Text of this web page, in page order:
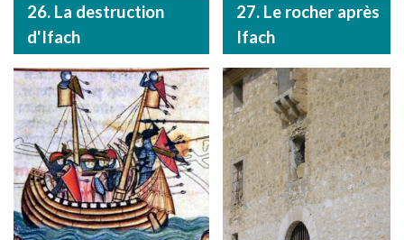
26. La destruction
d'Ifach
27. Le rocher après
Ifach